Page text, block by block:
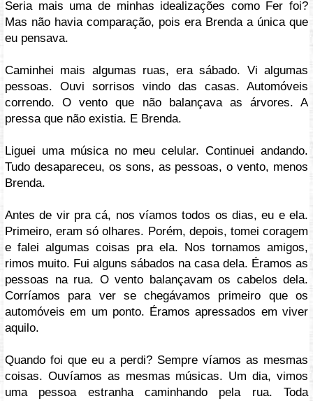
Seria mais uma de minhas idealizações como Fer foi?
Mas não havia comparação, pois era Brenda a única que
eu pensava.
Caminhei mais algumas ruas, era sábado. Vi algumas
pessoas. Ouvi sorrisos vindo das casas. Automóveis
correndo. O vento que não balançava as árvores. A
pressa que não existia. E Brenda.
Liguei uma música no meu celular. Continuei andando.
Tudo desapareceu, os sons, as pessoas, o vento, menos
Brenda.
Antes de vir pra cá, nos víamos todos os dias, eu e ela.
Primeiro, eram só olhares. Porém, depois, tomei coragem
e falei algumas coisas pra ela. Nos tornamos amigos,
rimos muito. Fui alguns sábados na casa dela. Éramos as
pessoas na rua. O vento balançavam os cabelos dela.
Corríamos para ver se chegávamos primeiro que os
automóveis em um ponto. Éramos apressados em viver
aquilo.
Quando foi que eu a perdi? Sempre víamos as mesmas
coisas. Ouvíamos as mesmas músicas. Um dia, vimos
uma pessoa estranha caminhando pela rua. Toda